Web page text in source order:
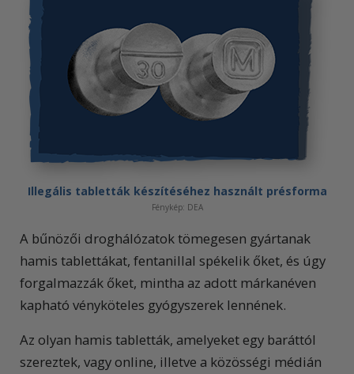
Illegális tabletták készítéséhez használt présforma
Fénykép: DEA
A bűnözői droghálózatok tömegesen gyártanak
hamis tablettákat, fentanillal spékelik őket, és úgy
forgalmazzák őket, mintha az adott márkanéven
kapható vényköteles gyógyszerek lennének.
Az olyan hamis tabletták, amelyeket egy baráttól
szereztek, vagy online, illetve a közösségi médián